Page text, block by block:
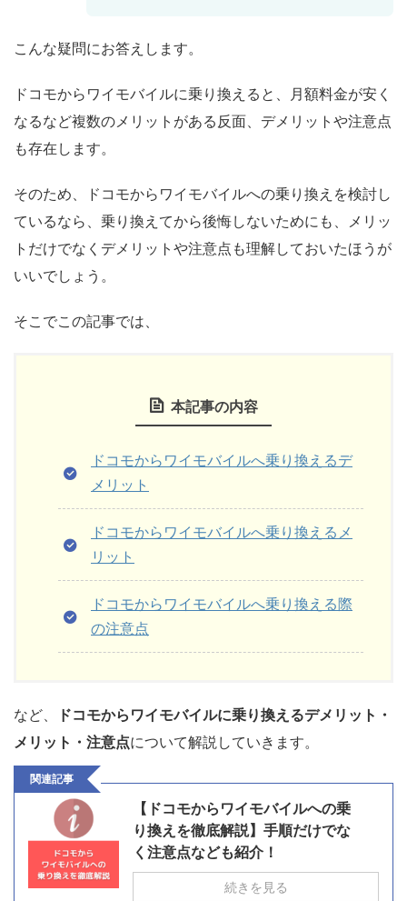
こんな疑問にお答えします。
ドコモからワイモバイルに乗り換えると、月額料金が安く
なるなど複数のメリットがある反面、デメリットや注意点
も存在します。
そのため、ドコモからワイモバイルへの乗り換えを検討し
ているなら、乗り換えてから後悔しないためにも、メリッ
トだけでなくデメリットや注意点も理解しておいたほうが
いいでしょう。
そこでこの記事では、
本記事の内容
ドコモからワイモバイルへ乗り換えるデ
メリット
ドコモからワイモバイルへ乗り換えるメ
リット
ドコモからワイモバイルへ乗り換える際
の注意点
など、
ドコモからワイモバイルに乗り換えるデメリット・
メリット・注意点について解説していきます。
関連記事
【ドコモからワイモバイルへの乗
り換えを徹底解説】手順だけでな
く注意点なども紹介！
続きを見る